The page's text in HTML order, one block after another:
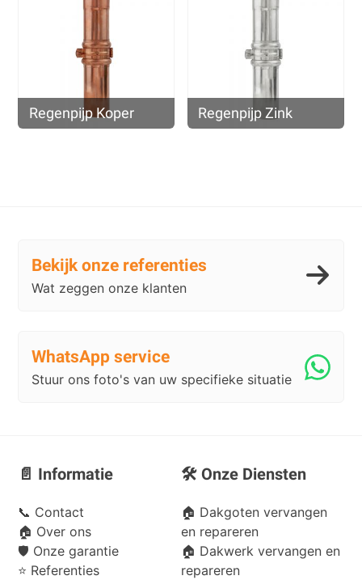
Regenpijp Koper Regenpijp Zink
Bekijk onze referenties
Wat zeggen onze klanten
WhatsApp service
Stuur ons foto's van uw specifieke situatie
📄 Informatie
📞 Contact
🏠 Over ons
🛡️ Onze garantie
⭐ Referenties
🛠️ Onze Diensten
🏠 Dakgoten vervangen
en repareren
🏠 Dakwerk vervangen en
repareren